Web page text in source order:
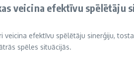
veicina efektīvu spēlētāju
veicina efektīvu spēlētāju sinerģiju,
spēles situācijās.